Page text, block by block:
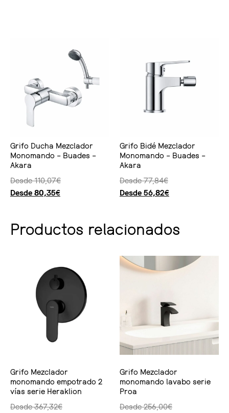
Grifo Ducha Mezclador
Monomando – Buades –
Akara
Desde110,07€
Desde 80,35€
Grifo Bidé Mezclador
Monomando – Buades –
Akara
Desde77,84€
Desde 56,82€
Productos relacionados
Grifo Mezclador
monomando empotrado 2
vías serie Heraklion
Desde367,32€
Grifo Mezclador
monomando lavabo serie
Proa
Desde256,00€